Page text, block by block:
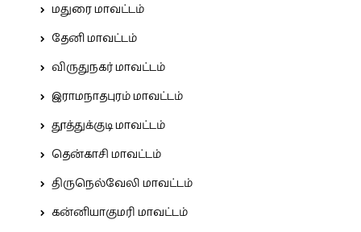
மதுரை மாவட்டம்
தேனி மாவட்டம்
விருதுநகர் மாவட்டம்
இராமநாதபுரம் மாவட்டம்
தூத்துக்குடி மாவட்டம்
தென்காசி மாவட்டம்
திருநெல்வேலி மாவட்டம்
கன்னியாகுமரி மாவட்டம்